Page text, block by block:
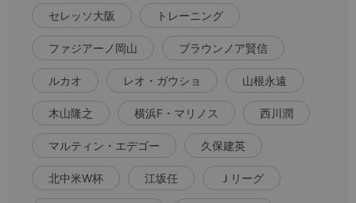
セレッソ大阪 トレーニング
ファジアーノ岡山 ブラウンノア賢信
ルカオ レオ・ガウショ 山根永遠
木山隆之 横浜F・マリノス 西川潤
マルティン・エデゴー 久保建英
北中米W杯 江坂任 Ｊリーグ